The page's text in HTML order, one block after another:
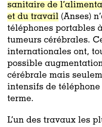
sanitaire de
et du travail (Anses)
téléphones portables
tumeurs cérébrales.
internationales ont,
possible
cérébrale mais
intensifs de
terme.
L’un des travaux les